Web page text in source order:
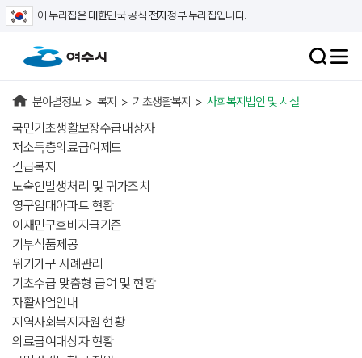
이 누리집은 대한민국 공식 전자정부 누리집입니다.
분야별정보 > 복지 > 기초생활복지 > 사회복지법인 및 시설
국민기초생활보장수급대상자
저소득층의료급여제도
긴급복지
노숙인발생처리 및 귀가조치
영구임대아파트 현황
이재민구호비지급기준
기부식품제공
위기가구 사례관리
기초수급 맞춤형 급여 및 현황
자활사업안내
지역사회복지자원 현황
의료급여대상자 현황